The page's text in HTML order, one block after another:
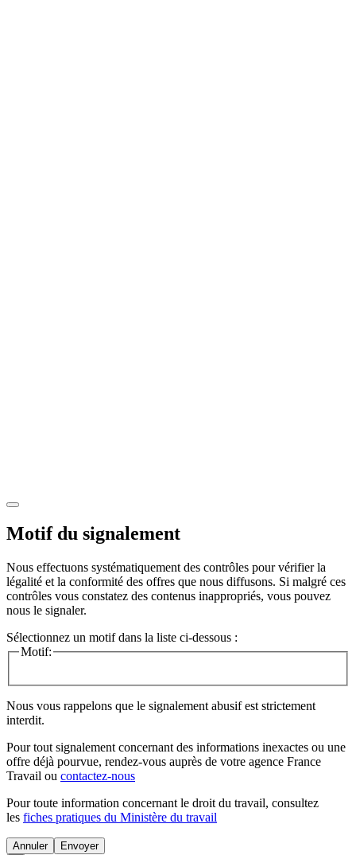
Motif du signalement
Nous effectuons systématiquement des contrôles pour vérifier la
légalité et la conformité des offres que nous diffusons. Si malgré ces
contrôles vous constatez des contenus inappropriés, vous pouvez
nous le signaler.
Sélectionnez un motif dans la liste ci-dessous :
Motif:
Nous vous rappelons que le signalement abusif est strictement
interdit.
Pour tout signalement concernant des informations inexactes ou une
offre déjà pourvue, rendez-vous auprès de votre agence France
Travail ou contactez-nous
Pour toute information concernant le droit du travail, consultez
les fiches pratiques du Ministère du travail
Annuler